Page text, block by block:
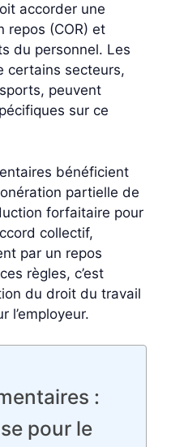
accorder une
repos (COR) et
du personnel. Les
certains secteurs,
peuvent
sur ce
bénéficient
partielle de
forfaitaire pour
collectif,
par un repos
règles, c’est
du droit du travail
l’employeur.
:
pour le